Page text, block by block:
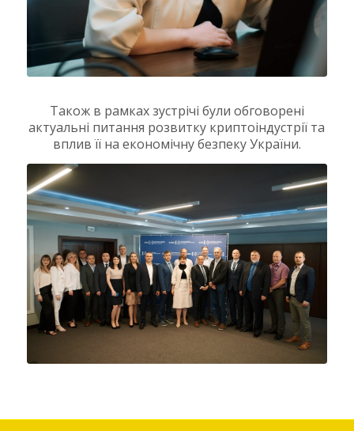
Також в рамках зустрічі були обговорені
актуальні питання розвитку криптоіндустрії та
вплив її на економічну безпеку України.